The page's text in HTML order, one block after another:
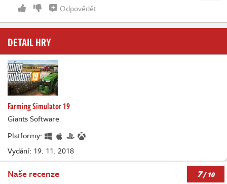
Odpovědět
DETAIL HRY
Farming Simulator 19
Giants Software
Platformy:
Vydání: 19. 11. 2018
Naše recenze 7/ 10